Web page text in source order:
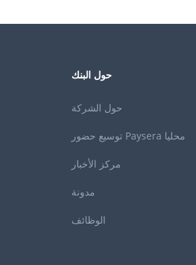
حول البنك
حول الشركة
توسيع حضور Paysera محليا
مركز الأخبار
مدونة
الوظائف